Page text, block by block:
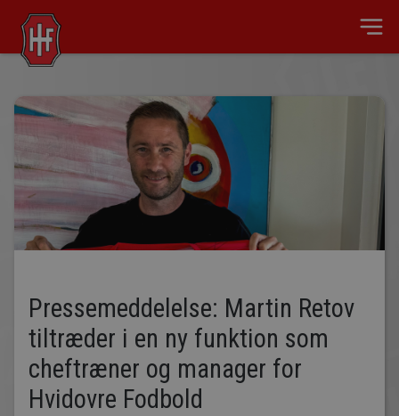
Pressemeddelelse: Martin Retov
tiltræder i en ny funktion som
cheftræner og manager for
Hvidovre Fodbold